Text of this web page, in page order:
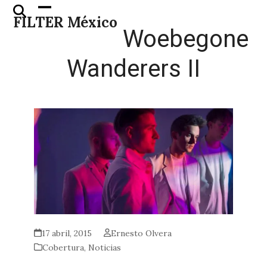
Skip
FILTER México
Open
mobile
Close
mobile
Woebegone
Wanderers II
17 abril, 2015
Ernesto Olvera
Cobertura, Noticias